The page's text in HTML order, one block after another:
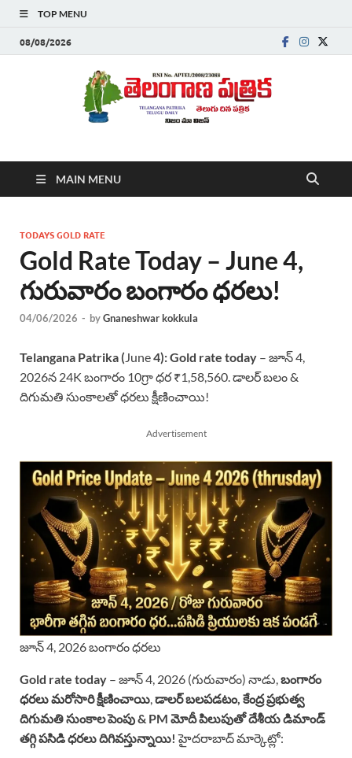
TOP MENU
08/08/2026
Telanganapatrika
,Latest Telangana News, Rajanna Sircilla News, Telangana
Breaking News, Telugu Newspaper Online, Today Telugu News,
తెలుగు వార్తలు , బ్రేకింగ్ న్యూస్ తెలుగులో , తెలంగాణ లో తాజా అప్‌డేట్స్ ,
తెలుగు న్యూస్ పేపర్
MAIN MENU
TODAYS GOLD RATE
Gold Rate Today – June 4,
గురువారం బంగారం ధరలు!
04/06/2026 - byGnaneshwar kokkula
Telangana Patrika (June4):Gold rate today – జూన్ 4,
2026న 24K బంగారం 10గ్రా ధర ₹1,58,560. డాలర్ బలం &
దిగుమతి సుంకాలతో ధరలు క్షీణించాయి!
Advertisement
జూన్ 4, 2026 బంగారం ధరలు
Gold rate today – జూన్ 4, 2026 (గురువారం) నాడు,బంగారం
ధరలు మరోసారి క్షీణించాయి,డాలర్ బలపడటం, కేంద్ర ప్రభుత్వ
దిగుమతి సుంకాల పెంపు & PM మోదీ పిలుపుతో దేశీయ డిమాండ్
తగ్గి పసిడి ధరలు దిగివస్తున్నాయి! హైదరాబాద్ మార్కెట్లో: